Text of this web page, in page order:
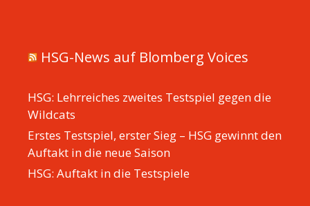
HSG-News auf Blomberg Voices
HSG: Lehrreiches zweites Testspiel gegen die
Wildcats
Erstes Testspiel, erster Sieg – HSG gewinnt den
Auftakt in die neue Saison
HSG: Auftakt in die Testspiele